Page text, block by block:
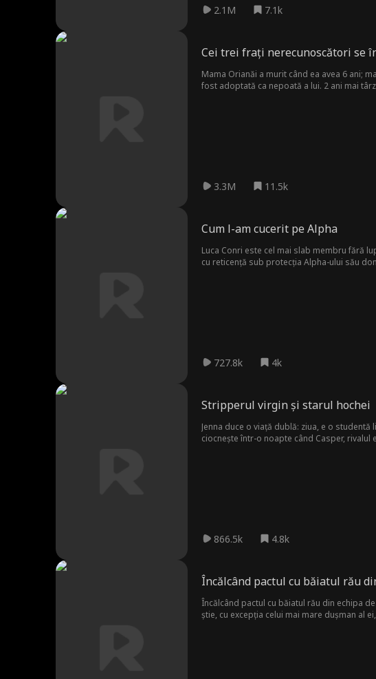
2.1M 7.1k
Cei trei frați nerecunoscători se
Mama Orianăi a murit când ea avea 6 ani;
fost adoptată ca nepoată a lui. 2 ani mai
3.3M 11.5k
Cum l-am cucerit pe Alpha
Luca Conri este cel mai slab membru fără
cu reticență sub protecția Alpha-ului său
727.8k 4k
Stripperul virgin și starul hochei
Jenna duce o viață dublă: ziua, e o
ciocnește într-o noapte când Casper,
866.5k 4.8k
Încălcând pactul cu băiatul rău
Încălcând pactul cu băiatul rău din echipa
știe, cu excepția celui mai mare dușman al